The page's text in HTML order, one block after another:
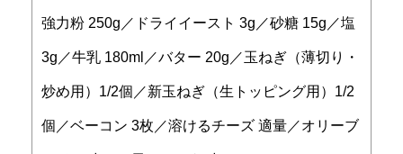
強力粉 250g／ドライイースト 3g／砂糖 15g／塩
3g／牛乳 180ml／バター 20g／玉ねぎ（薄切り・
炒め用）1/2個／新玉ねぎ（生トッピング用）1/2
個／ベーコン 3枚／溶けるチーズ 適量／オリーブ